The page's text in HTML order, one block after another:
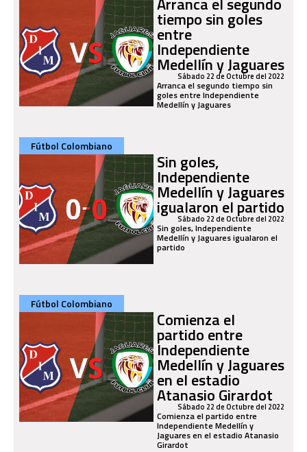
tiempo sin goles
entre
Independiente
Medellín y Jaguares
Sábado 22 de Octubre del 2022
Arranca el segundo tiempo sin
goles entre Independiente
Medellín y Jaguares
Fútbol Colombiano
Sin goles,
Independiente
Medellín y Jaguares
igualaron el partido
Sábado 22 de Octubre del 2022
Sin goles, Independiente
Medellín y Jaguares igualaron el
partido
Fútbol Colombiano
Comienza el
partido entre
Independiente
Medellín y Jaguares
en el estadio
Atanasio Girardot
Sábado 22 de Octubre del 2022
Comienza el partido entre
Independiente Medellín y
Jaguares en el estadio Atanasio
Girardot